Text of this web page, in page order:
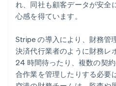
れ、同社も顧客データが安全
心感を得ています。
Stripe の導入により、財務管
決済代行業者のように財務レ
24 時間待ったり、複数の契
合作業を管理したりする必要